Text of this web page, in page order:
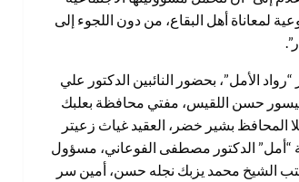
لمعاناة أهل البقاع، من دون اللجوء إلى
الأمل”، بحضور النائبين الدكتور علي
حسن اللقيس، مفتي محافظة بعلبك
المحافظ بشير خضر، العقيد غياث زعيتر
“أمل” الدكتور مصطفى الفوعاني، مسؤول
الشيخ محمد يزبك نجله حسن، أمين سر